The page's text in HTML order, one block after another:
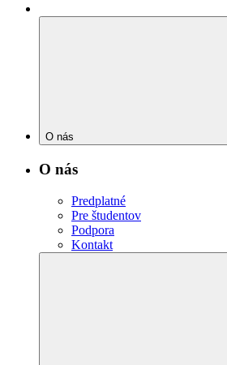
O nás
O nás
Predplatné
Pre študentov
Podpora
Kontakt